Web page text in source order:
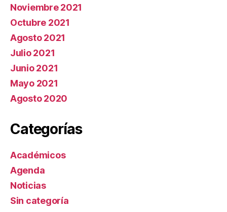
Noviembre 2021
Octubre 2021
Agosto 2021
Julio 2021
Junio 2021
Mayo 2021
Agosto 2020
Categorías
Académicos
Agenda
Noticias
Sin categoría